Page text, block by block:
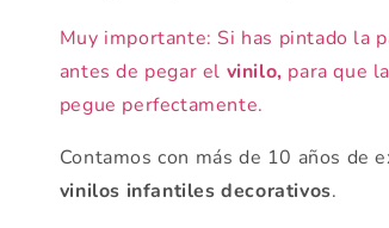
Muy importante: Si has pintado la
antes de pegar el vinilo, para que
pegue perfectamente.
Contamos con más de 10 años de
vinilos infantiles decorativos.